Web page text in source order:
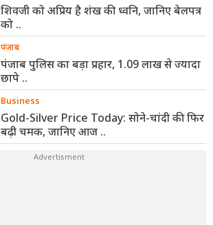
शिवजी को अप्रिय है शंख की ध्वनि, जानिए बेलपत्र
को ..
पंजाब
पंजाब पुलिस का बड़ा प्रहार, 1.09 लाख से ज्यादा
छापे ..
Business
Gold-Silver Price Today: सोने-चांदी की फिर
बढ़ी चमक, जानिए आज ..